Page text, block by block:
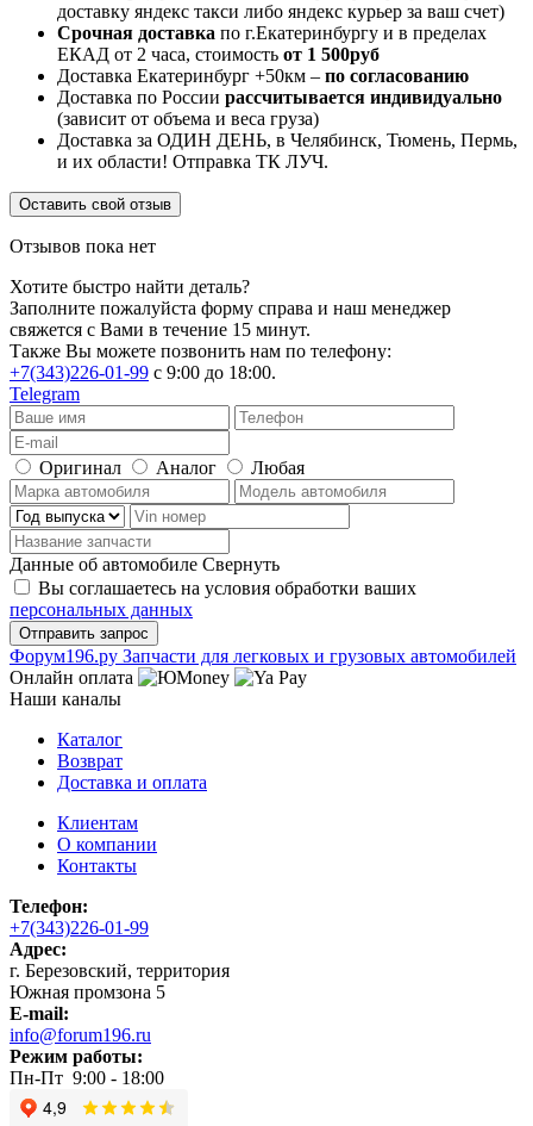
доставку яндекс такси либо яндекс курьер за ваш счет)
Срочная доставка по г.Екатеринбургу и в пределах
ЕКАД от 2 часа, стоимость от 1 500руб
Доставка Екатеринбург +50км – по согласованию
Доставка по России рассчитывается индивидуально
(зависит от объема и веса груза)
Доставка за ОДИН ДЕНЬ, в Челябинск, Тюмень, Пермь,
и их области! Отправка ТК ЛУЧ.
Оставить свой отзыв
Отзывов пока нет
Хотите быстро найти деталь?
Заполните пожалуйста форму справа и наш менеджер
свяжется с Вами в течение 15 минут.
Также Вы можете позвонить нам по телефону:
+7(343)226-01-99 с 9:00 до 18:00.
Telegram
Оригинал Аналог Любая
Данные об автомобиле Свернуть
Вы соглашаетесь на условия обработки ваших
персональных данных
Фoрум196.ру Запчасти для легковых и грузовых автомобилей
Онлайн оплата
Наши каналы
Каталог
Возврат
Доставка и оплата
Клиентам
О компании
Контакты
Телефон:
+7(343)226-01-99
Адрес:
г. Березовский, территория
Южная промзона 5
E-mail:
info@forum196.ru
Режим работы:
Пн-Пт 9:00 - 18:00